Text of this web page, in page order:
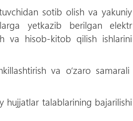
sotib olish va yakuniy
yetkazib berilgan elektr
va hisob-kitob qilish ishlarini
va о‘zaro samarali
hujjatlar talablarining bajarilishi